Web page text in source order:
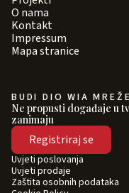
O nama
Kontakt
Impressum
Mapa stranice
BUDI DIO WIA MREŽE
Ne propusti događaje u
zanimaju
Registriraj se
Uvjeti poslovanja
Uvjeti prodaje
Zaštita osobnih podataka